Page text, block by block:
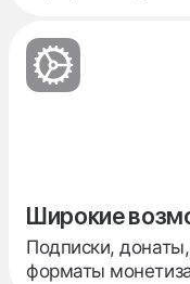
Широкие
Подписки,
форматы